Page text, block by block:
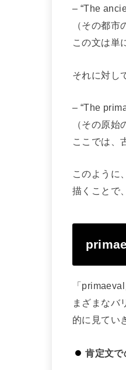
– “The
（その都
この文は単
それに対し
– “The
（その原
ここでは、
このように
描くことで
「
まざまなバ
的に見てい
肯定文で